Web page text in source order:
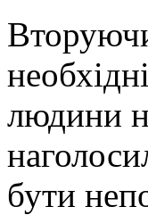
людини
бути